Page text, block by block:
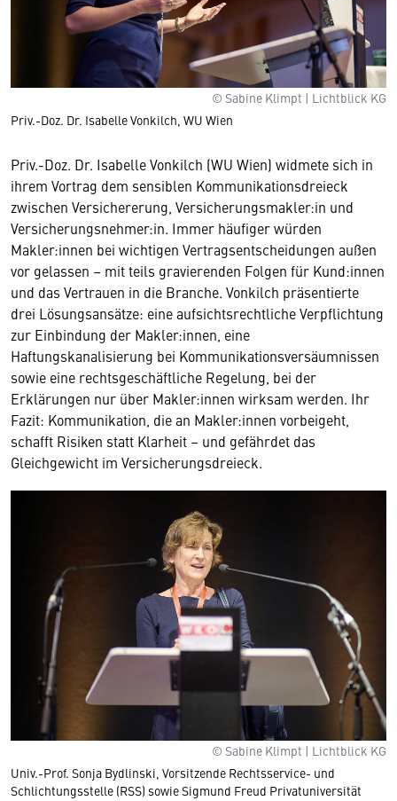
© Sabine Klimpt | Lichtblick KG
Priv.-Doz. Dr. Isabelle Vonkilch, WU Wien
Priv.-Doz. Dr. Isabelle Vonkilch (WU Wien) widmete sich in
ihrem Vortrag dem sensiblen Kommunikationsdreieck
zwischen Versichererung, Versicherungsmakler:in und
Versicherungsnehmer:in. Immer häufiger würden
Makler:innen bei wichtigen Vertragsentscheidungen außen
vor gelassen – mit teils gravierenden Folgen für Kund:innen
und das Vertrauen in die Branche. Vonkilch präsentierte
drei Lösungsansätze: eine aufsichtsrechtliche Verpflichtung
zur Einbindung der Makler:innen, eine
Haftungskanalisierung bei Kommunikationsversäumnissen
sowie eine rechtsgeschäftliche Regelung, bei der
Erklärungen nur über Makler:innen wirksam werden. Ihr
Fazit: Kommunikation, die an Makler:innen vorbeigeht,
schafft Risiken statt Klarheit – und gefährdet das
Gleichgewicht im Versicherungsdreieck.
© Sabine Klimpt | Lichtblick KG
Univ.-Prof. Sonja Bydlinski, Vorsitzende Rechtsservice- und
Schlichtungsstelle (RSS) sowie Sigmund Freud Privatuniversität